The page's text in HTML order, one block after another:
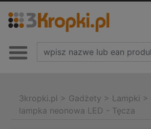
3kropki.pl > Gadżety > Lampki >
lampka neonowa LED - Tęcza